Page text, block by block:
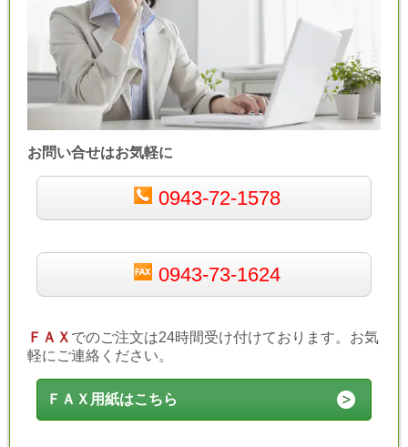
お問い合せはお気軽に
0943-72-1578
0943-73-1624
ＦＡＸ でのご注文は24時間受け付けております。お気
軽にご連絡ください。
ＦＡＸ用紙はこちら